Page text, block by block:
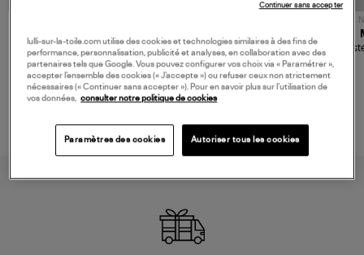
480,00 €
Sac Bobi S Cuir Lamé
Champagne
189,00 €
Mocassins Killian Sport
Mousse
lulli-sur-la-toile.com utilise des cookies et technologies similaires à des fins de
performance, personnalisation, publicité et analyses, en collaboration avec des
partenaires tels que Google. Vous pouvez configurer vos choix via « Paramétrer »,
accepter l’ensemble des cookies (« J’accepte ») ou refuser ceux non strictement
nécessaires (« Continuer sans accepter »). Pour en savoir plus sur l’utilisation de
vos données, consulter notre politique de cookies
Paramètres des cookies Autoriser tous les cookies
Continuer sans accepter